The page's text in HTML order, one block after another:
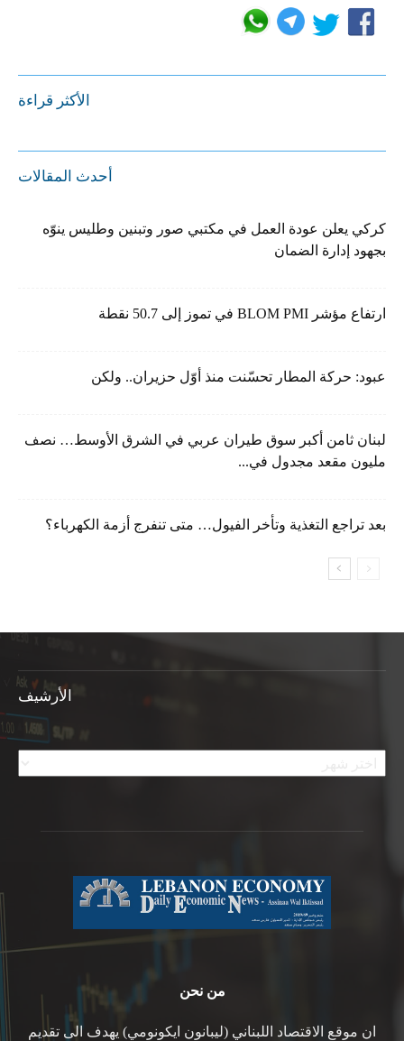
الأكثر قراءة
أحدث المقالات
كركي يعلن عودة العمل في مكتبي صور وتبنين وطليس ينوّه
بجهود إدارة الضمان
ارتفاع مؤشر BLOM PMI في تموز إلى 50.7 نقطة
عبود: حركة المطار تحسّنت منذ أوّل حزيران.. ولكن
لبنان ثامن أكبر سوق طيران عربي في الشرق الأوسط… نصف
مليون مقعد مجدول في...
بعد تراجع التغذية وتأخر الفيول… متى تنفرج أزمة الكهرباء؟
الأرشيف
الأرشيف
من نحن
ان موقع الاقتصاد اللبناني (ليبانون ايكونومي) يهدف الى تقديم